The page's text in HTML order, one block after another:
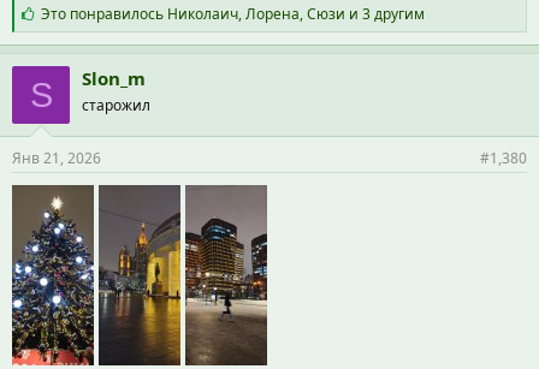
С
и
м
п
а
т
и
:
Это понравилось Николаич,Лорена,Сюзи и 3 другим
S Slon_m
старожил
Янв 21, 2026 #1,380